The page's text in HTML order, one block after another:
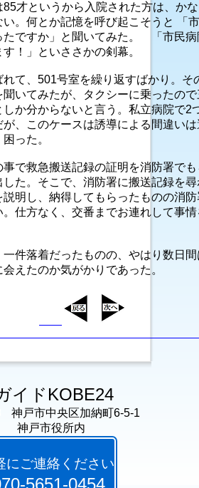
85才というから入院された方は、か
い。何とか記憶を呼び起こそうと 「
たですか」と聞いてみた。 「市民病
！」といささかの剣幕。
れて、501号室を繰り返すばかり。そ
聞いてみたが、タクシーに乗ったの
しか分からないと言う。私立病院で2
が、このケースは誘導による間違い
った。
事で救急搬送記録の証明を消防署で
した。そこで、消防署に搬送記録を
説明し、納得してもらったものの消
。仕方なく、交番までお連れして事
一件落着だったものの、やはり数日
えたのか気がかりであった。
イドKOBE24
神戸市中央区加納町6-5-1
神戸市役所内
にご連絡ください
5651-0454